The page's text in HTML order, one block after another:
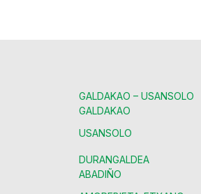
GALDAKAO – USANSOLO
GALDAKAO
USANSOLO
DURANGALDEA
ABADIÑO